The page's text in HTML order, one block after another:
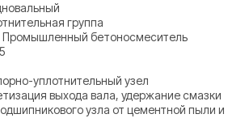
группа
Промышленный бетоносмеситель
уплотнительный узел
выхода вала, удержание смазки
узла от цементной пыли и